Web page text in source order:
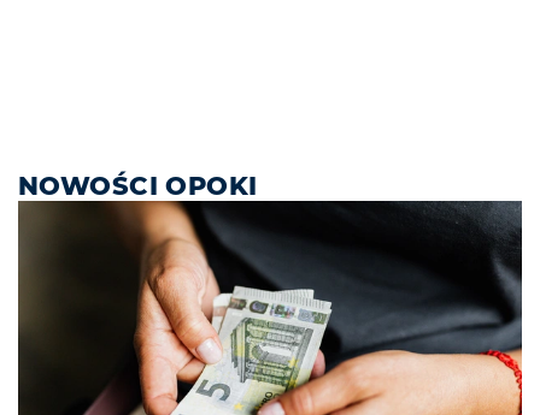
NOWOŚCI OPOKI